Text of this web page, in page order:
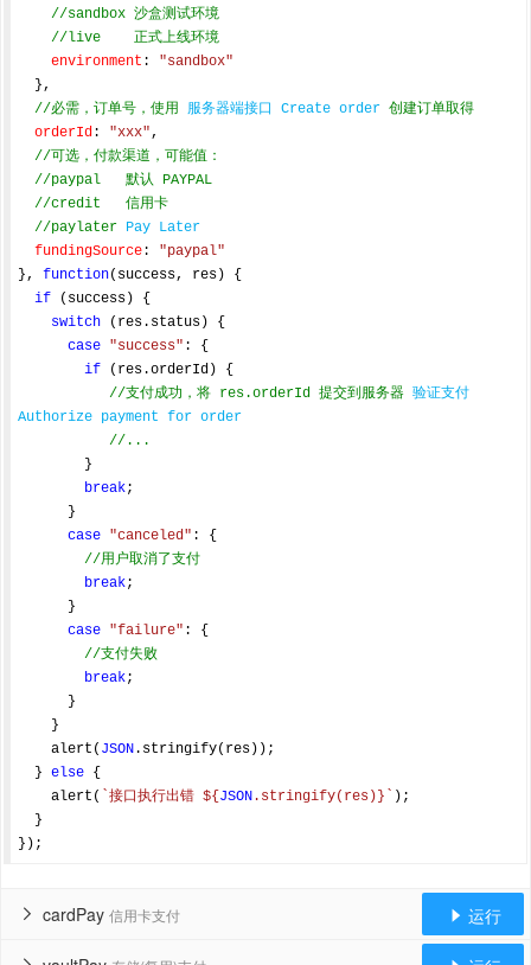
//sandbox 沙盒测试环境
//live    正式上线环境
environment : "sandbox"
//必需，订单号，使用 服务器端接口 Create order 创建订单取得
orderId: "xxx",
//可选，付款渠道，可能值：
//paypal   默认 PAYPAL
//credit   信用卡
//paylater Pay Later
fundingSource: "paypal"
}, function( success, res ) {
if (success) {
switch (res.status) {
case "success" : {
if (res.orderId) {
//支付成功，将 res.orderId 提交到服务器 验证支付
Authorize payment for order
//...
break;
case "canceled" : {
//用户取消了支付
break;
case "failure" : {
//支付失败
break;
    alert(
JSON.stringify(res));
  }
else {
    alert(
`接口执行出错 ${ JSON .stringify(res)}
);
cardPay 信用卡支付
  运行